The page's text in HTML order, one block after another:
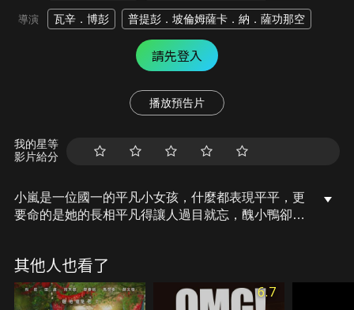
導演 瓦辛．博彭 普提彭．坡倫姆薩卡．納．薩功那空
請先登入
播放預告片
我的星等
影片給分
小嵐是一位國一的平凡小女孩，什麼都表現平平，更
要命的是她的長相平凡得讓人過目就忘，醜小鴨卻偏
爭。而她只有一個小小的願望，就是小莫經過她的身
邊時，能回頭看她一眼。於是小嵐做了很多傻傻的小
事，她不惜在晚會中扮醜只為聽到小莫的笑聲；申請
其他人也看了
6.7